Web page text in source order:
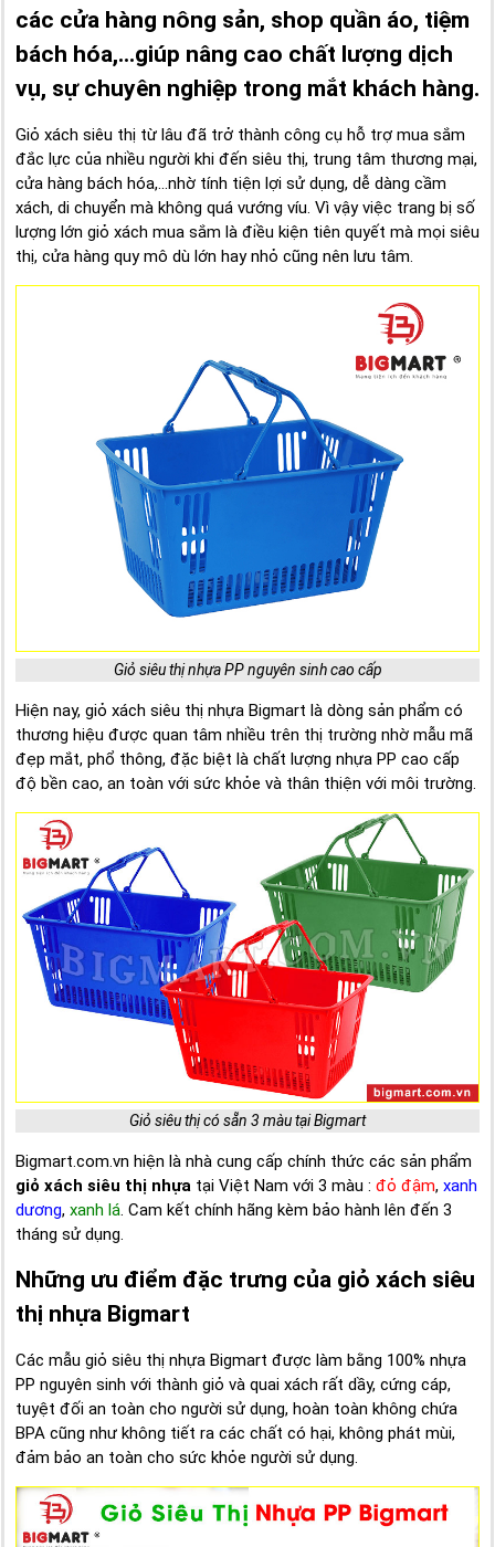
các cửa hàng nông sản, shop quần áo, tiệm
bách hóa,...giúp nâng cao chất lượng dịch
vụ, sự chuyên nghiệp trong mắt khách hàng.
Giỏ xách siêu thị từ lâu đã trở thành công cụ hỗ trợ mua sắm
đắc lực của nhiều người khi đến siêu thị, trung tâm thương mại,
cửa hàng bách hóa,...nhờ tính tiện lợi sử dụng, dễ dàng cầm
xách, di chuyển mà không quá vướng víu. Vì vậy việc trang bị số
lượng lớn giỏ xách mua sắm là điều kiện tiên quyết mà mọi siêu
thị, cửa hàng quy mô dù lớn hay nhỏ cũng nên lưu tâm.
Giỏ siêu thị nhựa PP nguyên sinh cao cấp
Hiện nay, giỏ xách siêu thị nhựa Bigmart là dòng sản phẩm có
thương hiệu được quan tâm nhiều trên thị trường nhờ mẫu mã
đẹp mắt, phổ thông, đặc biệt là chất lượng nhựa PP cao cấp
độ bền cao, an toàn với sức khỏe và thân thiện với môi trường.
Giỏ siêu thị có sẵn 3 màu tại Bigmart
Bigmart.com.vn hiện là nhà cung cấp chính thức các sản phẩm
giỏ xách siêu thị nhựa tại Việt Nam với 3 màu : đỏ đậm, xanh
dương, xanh lá. Cam kết chính hãng kèm bảo hành lên đến 3
tháng sử dụng.
Những ưu điểm đặc trưng của giỏ xách siêu
thị nhựa Bigmart
Các mẫu giỏ siêu thị nhựa Bigmart được làm bằng 100% nhựa
PP nguyên sinh với thành giỏ và quai xách rất dầy, cứng cáp,
tuyệt đối an toàn cho người sử dụng, hoàn toàn không chứa
BPA cũng như không tiết ra các chất có hại, không phát mùi,
đảm bảo an toàn cho sức khỏe người sử dụng.